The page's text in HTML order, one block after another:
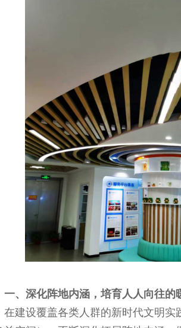
一、深化阵地内涵，培育人人向往的
在建设覆盖各类人群的新时代文明实